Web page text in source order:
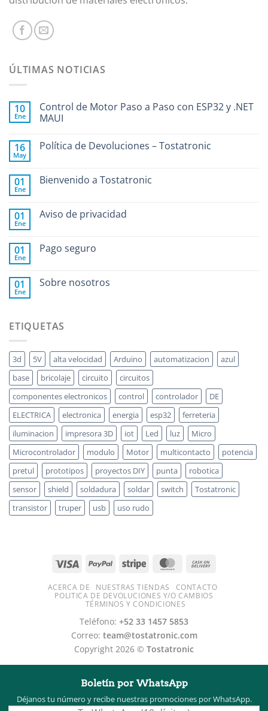
ÚLTIMAS NOTICIAS
10
Ene
Control de Motor Paso a Paso con ESP32 y .NET
MAUI
16
May
Política de Devoluciones – Tostatronic
01
Ene
Bienvenido a Tostatronic
01
Ene
Aviso de privacidad
01
Ene
Pago seguro
01
Ene
Sobre nosotros
ETIQUETAS
3d 5V alta velocidad Arduino automatizacion
azul
base
bricolaje circuito
circuitos
componentes electronicos
control controlador
DE
ELECTRICA
electronica energia esp32
ferreteria
iluminacion
impresora 3D iot Led luz
Micro
Microcontrolador
modulo Motor multicontacto
potencia
pretul
prototipos proyectos DIY punta
robotica
sensor
shield soldadura soldar switch
Tostatronic
transistor
truper usb uso rudo
ACERCA DE NUESTRAS TIENDAS
CONTACTO
POLITICA DE DEVOLUCIONES Y/O CAMBIOS
TÉRMINOS Y CONDICIONES
Teléfono: +52 33 1457 5853
Correo: team@tostatronic.com
Copyright 2026 © Tostatronic
Boletín por WhatsApp
Déjanos tu número y recibe nuestras promociones por WhatsApp.